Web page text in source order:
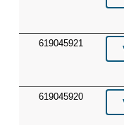
619045921
619045920